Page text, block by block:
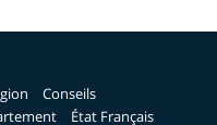
Conseils
État Français